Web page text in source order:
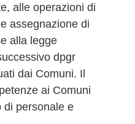
alle operazioni di
assegnazione di
alla legge
dpgr
dai Comuni. Il
ai Comuni
di personale e